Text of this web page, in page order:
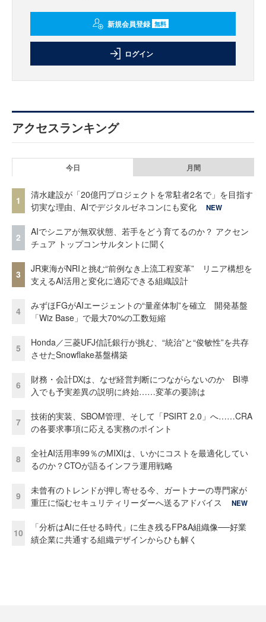
新規会員登録 無料
ログイン
アクセスランキング
今日 月間
1
清水建設が「20億円プロジェクトを常駐者2名で」を目指す
切実な理由、AIでデジタルゼネコンにも変化
NEW
2
AIでシニアが無双状態、若手をどう育てるのか？ アクセン
チュア トップコンサルタントに聞く
3
JR東海がNRIと挑む“前例なき上流工程変革” リニア構想を
支えるAI活用と変化に適応できる組織設計
4
みずほFGがAIエージェントの“量産体制”を確立 開発基盤
「Wiz Base」で最大70%の工数短縮
5
Honda／三菱UFJ信託銀行が挑む、“統治”と“俊敏性”を共存
させたSnowflake基盤構築
6
財務・会計DXは、なぜ経営判断につながらないのか BI導
入でも予実差異の説明に終始……変革の要諦は
7
技術的実装、SBOM管理、そして「PSIRT 2.0」へ……CRA
の各要求事項に応える実務のポイント
8
全社AI活用率99％のMIXIは、いかにコストを最適化してい
るのか？CTOが語るインフラ運用戦略
9
未曾有のトレンドが押し寄せる今、ガートナーの専門家が
重圧に悩むセキュリティリーダーへ送るアドバイス
NEW
10
「分析はAIに任せる時代」に生き残るFP&A組織像──好業
績企業に共通する組織デザインからひも解く